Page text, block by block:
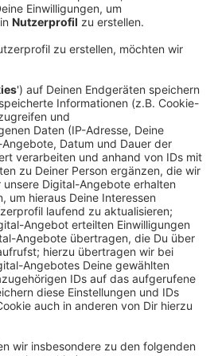
aus Barlo. Am Grab eines
ist ein anonymes Schreiben
wird davon gesprochen, dass
missbraucht haben soll. Das
zwei Betroffene. Beide haben
einmal missbraucht
altes Urteil wegen sexueller
gegen den Priester aus
ein Jahr Haft auf Bewährung
geben, bittet das
den Ansprechpersonen für
Missbrauchs zu melden.